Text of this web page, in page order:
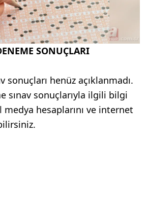
SONUÇLARI
sonuçları henüz açıklanmadı.
sınav sonuçlarıyla ilgili bilgi
hesaplarını ve internet